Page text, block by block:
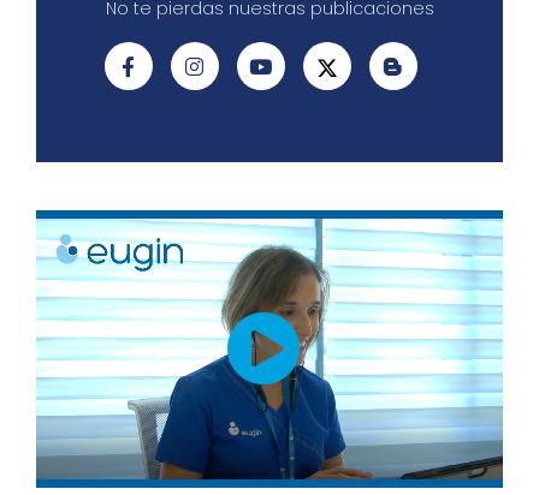
No te pierdas nuestras publicaciones